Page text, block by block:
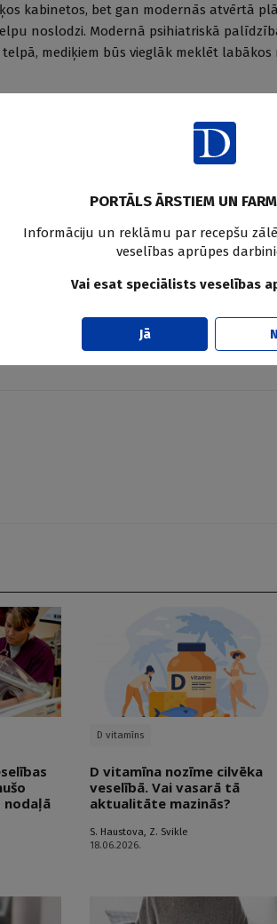
kabinetos, bet gan modernās atvērtā
noslodzi. Modernā psihiatriskā
mediķiem būs vieglāk meklēt
psihiskās veselības centra ēkas
ka tajā vienlaikus palīdzību varēs
– bērnu psihiatri, psihologi,
uztura speciālisti, kā arī mākslas terapeiti,
veselības centrs ir daļa no
kuriem ir jānoslēdzas 2024. gadā, tā
Rehabilitācijas centrs, tuvākajos mēnešos
neatliekamās palīdzības centrs,
Rekonstruējot 1. korpusu, tur ir plānots
vardarbības. Vienlaikus noritēs arī
visā bērnu slimnīcas teritorijā.
nodaļā
D vitamīns
D vitamīna nozīme cilvēka
veselībā. Vai vasarā tā
aktualitāte mazinās?
S. Haustova, Z. Svikle
18.06.2026.
PORTĀLS ĀRSTIEM UN
Informāciju un reklāmu par recepšu
veselības aprūpes
Vai esat speciālists veselības
Jā